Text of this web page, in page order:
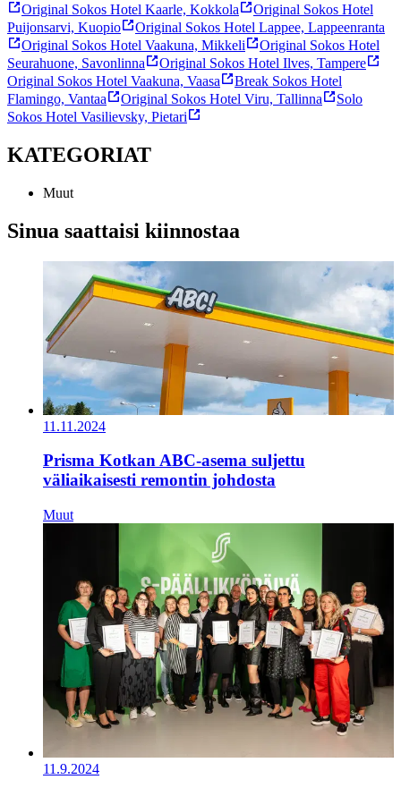
Original Sokos Hotel Kaarle, Kokkola
Original Sokos Hotel
Puijonsarvi, Kuopio
Original Sokos Hotel Lappee, Lappeenranta
Original Sokos Hotel Vaakuna, Mikkeli
Original Sokos Hotel
Seurahuone, Savonlinna
Original Sokos Hotel Ilves, Tampere
Original Sokos Hotel Vaakuna, Vaasa
Break Sokos Hotel
Flamingo, Vantaa
Original Sokos Hotel Viru, Tallinna
Solo
Sokos Hotel Vasilievsky, Pietari
KATEGORIAT
Muut
Sinua saattaisi kiinnostaa
11.11.2024
Prisma Kotkan ABC-asema suljettu
väliaikaisesti remontin johdosta
Muut
11.9.2024